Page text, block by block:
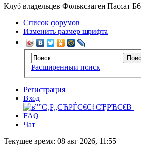
Клуб владельцев Фольксваген Пассат Б6
Список форумов
Изменить размер шрифта
Расширенный поиск
Регистрация
Вход
FAQ
Чат
Текущее время: 08 авг 2026, 11:55